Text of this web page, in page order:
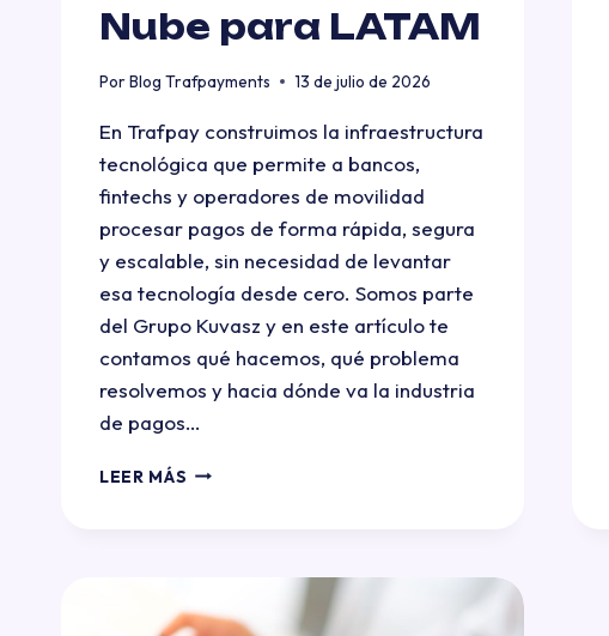
Nube para LATAM
PorBlog Trafpayments 13 de julio de 2026
En Trafpay construimos la infraestructura
tecnológica que permite a bancos,
fintechs y operadores de movilidad
procesar pagos de forma rápida, segura
y escalable, sin necesidad de levantar
esa tecnología desde cero. Somos parte
del Grupo Kuvasz y en este artículo te
contamos qué hacemos, qué problema
resolvemos y hacia dónde va la industria
de pagos…
LEER MÁS